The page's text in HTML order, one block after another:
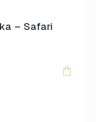
– Safari